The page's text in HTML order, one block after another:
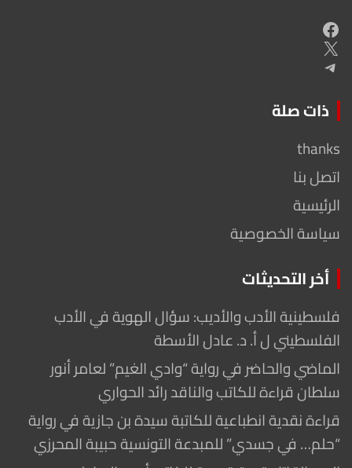
Facebook
X
Telegram
ذات صلة
thanks
اتصل بنا
الرئيسية
سياسة الخصوصية
أخر التحديثات
فلسطينية الأدب والأديب: سؤال الهوية في الأدب
الفلسطيني ل أ. د. عادل الأسطة
الماضي والحاضر في رواية “وادي الغيم” لعامر أنور
سلطان قراءة للكاتب والناقد رائد الحواري
قراءة نقدية انطباعية للكاتبة سيدة بن جازية في رواية
“حلم… في جسدي” للمبدعة التونسية حبيبة المحرزي